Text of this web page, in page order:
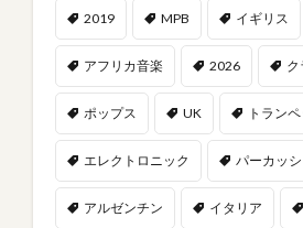
2019 MPB イギリス
アフリカ音楽 2026 ク
ポップス UK トランペ
エレクトロニック パーカッ
アルゼンチン イタリア